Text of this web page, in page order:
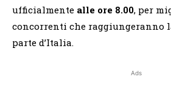
ufficialmente alle ore 8.00, per
concorrenti che raggiungeranno
parte d’Italia.
Ads